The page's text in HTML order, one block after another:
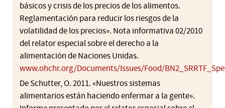
básicos y crisis de los precios de los alimentos.
Reglamentación para reducir los riesgos de la
volatilidad de los precios». Nota informativa 02/2010
del relator especial sobre el derecho a la
alimentación de Naciones Unidas.
www.ohchr.org/Documents/Issues/Food/
De Schutter, O. 2011. «Nuestros sistemas
alimentarios están haciendo enfermar a la gente».